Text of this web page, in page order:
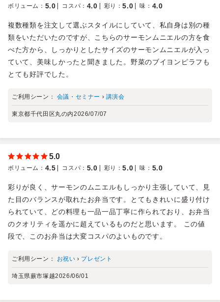
ボリューム ： 5.0 コスパ ： 4.0 彩り ：5.0 味 ： 4.0
複数種類を注文して選ぶスタイルにしていて、私自身は別の種
類をいただいたのですが、こちらのサーモンムニエルの方を食
べた方から、しっかりとしたサイズのサーモンムニエルが入っ
ていて、美味しかったと聞きました。野菜のブイヨンピラフも
とても好評でした。
ご利用シーン： 会議・セミナー › 講演会
東京都千代田区丸の内2026/07/07
5.0
ボリューム ： 4.5 コスパ ： 5.0 彩り ：5.0 味 ： 5.0
彩りが良く、サーモンのムニエルもしっかり主張していて、見
た目のバランスが取れたお弁当です。とてもきれいに盛り付け
られていて、どの料理も一品一品丁寧に作られており、お弁当
のクオリティを遥かに超えているものだと思います。 この値
段で、このお弁当は大変コスパのよいものです。
ご利用シーン： お祝い › プレゼント
埼玉県蕨市塚越2026/06/01